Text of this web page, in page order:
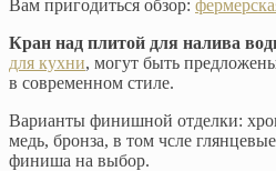
Вам пригодиться обзор:
Кран над плитой для налива
для кухни, могут быть
в современном стиле.
Варианты финишной отделки:
медь, бронза, в том чсле
финиша на выбор.